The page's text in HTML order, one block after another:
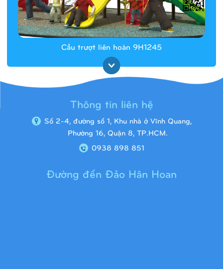
Cầu trượt liên hoàn 9H1245
Thông tin liên hệ
Số 2-4, đường số 1, Khu nhà ở Vĩnh Quang,
Phường 16, Quận 8, TP.HCM.
0938 898 851
Đường đến Đảo Hân Hoan